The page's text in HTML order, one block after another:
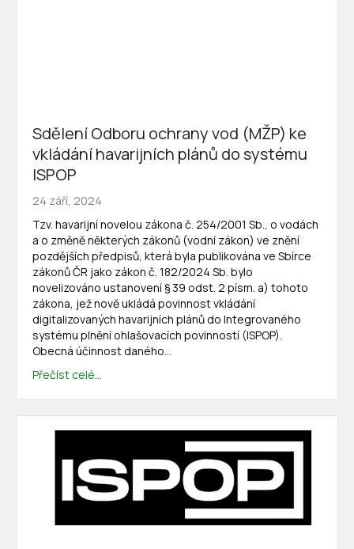
Sdělení Odboru ochrany vod (MŽP) ke
vkládání havarijních plánů do systému
ISPOP
24 září, 2024
Tzv. havarijní novelou zákona č. 254/2001 Sb., o vodách
a o změně některých zákonů (vodní zákon) ve znění
pozdějších předpisů, která byla publikována ve Sbírce
zákonů ČR jako zákon č. 182/2024 Sb. bylo
novelizováno ustanovení § 39 odst. 2 písm. a) tohoto
zákona, jež nově ukládá povinnost vkládání
digitalizovaných havarijních plánů do Integrovaného
systému plnění ohlašovacích povinností (ISPOP).
Obecná účinnost daného…
Přečíst celé...